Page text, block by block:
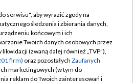
TVP
TVP
prywatności
Moje zgody
serwisu", aby wyrazić zgody na
śledzenia i zbierania danych,
końcowym i ich
Twoich danych osobowych przez
likwidacji (zwaną dalej również „TVP”),
firm) oraz pozostałych Zaufanych
marketingowych (w tym do
reklam do Twoich zainteresowań i